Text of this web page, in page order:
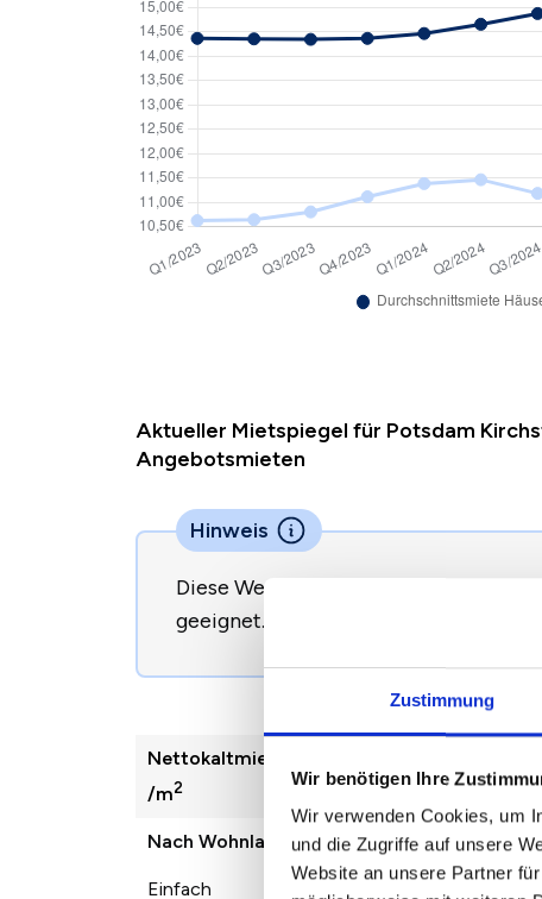
Zustimmung
Wir benötigen Ihre
Wir verwenden Cookies, um
und die Zugriffe auf unsere
Website an unsere Partner
Aktueller Mietspiegel für Potsdam
Angebotsmieten
Hinweis
Diese Werte sind nicht direkt zur
geeignet.
Nettokaltmiete
/m2
Nach Wohnlage
Einfach